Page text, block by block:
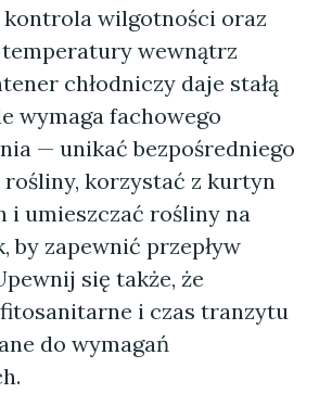
kontrola wilgotności oraz
wewnątrz
chłodniczy daje stałą
wymaga fachowego
— unikać bezpośredniego
rośliny, korzystać z kurtyn
i umieszczać rośliny na
by zapewnić przepływ
się także, że
i czas tranzytu
do wymagań